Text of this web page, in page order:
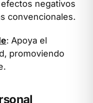
negativos
convencionales.
: Apoya el
promoviendo